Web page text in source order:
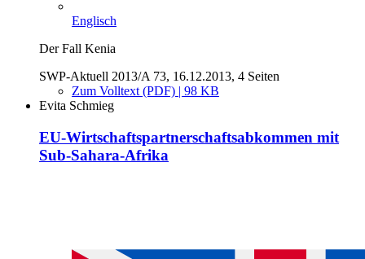
Englisch
Der Fall Kenia
SWP-Aktuell 2013/A 73, 16.12.2013, 4 Seiten
Zum Volltext (PDF) | 98 KB
Evita Schmieg
EU-Wirtschaftspartnerschaftsabkommen mit
Sub-Sahara-Afrika